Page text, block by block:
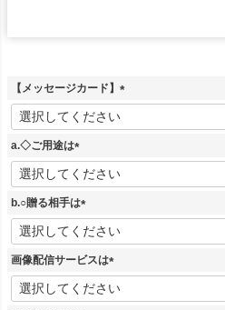
【メッセージカード】
(
a.◇ご用途は
(
必
須
b.○贈る相手は
(
必
須
画像配信サービスは
(
必